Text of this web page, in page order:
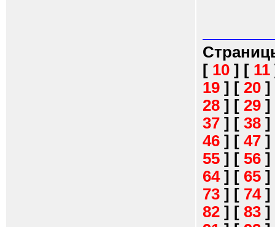
[ 10 ] [ 11
19 ] [ 20 ]
28 ] [ 29 ]
37 ] [ 38 ]
46 ] [ 47 ]
55 ] [ 56 ]
64] [ 65 ]
73 ] [ 74]
82 ] [ 83 ]